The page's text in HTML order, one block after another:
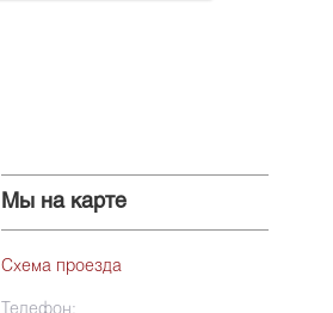
Мы на карте
Схема проезда